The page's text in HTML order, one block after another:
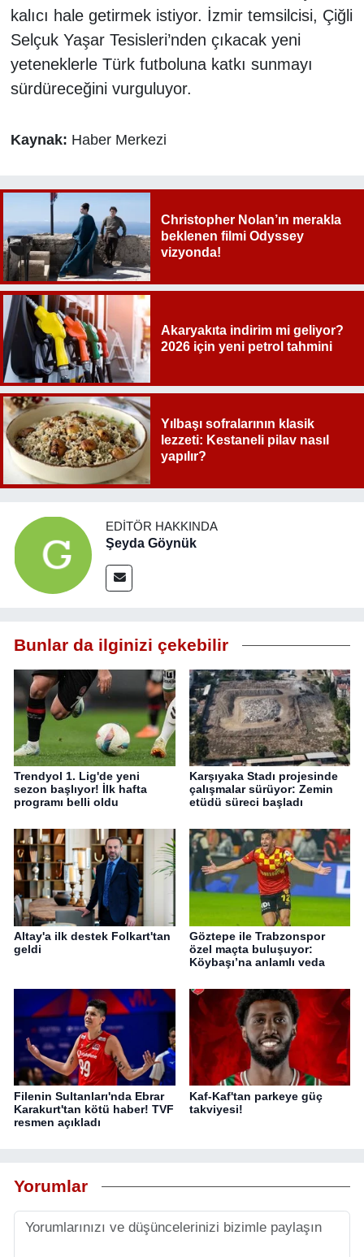
kalıcı hale getirmek istiyor. İzmir temsilcisi, Çiğli
Selçuk Yaşar Tesisleri’nden çıkacak yeni
yeteneklerle Türk futboluna katkı sunmayı
sürdüreceğini vurguluyor.
Kaynak: Haber Merkezi
Christopher Nolan’ın merakla
beklenen filmi Odyssey
vizyonda!
Akaryakıta indirim mi geliyor?
2026 için yeni petrol tahmini
Yılbaşı sofralarının klasik
lezzeti: Kestaneli pilav nasıl
yapılır?
EDITÖR HAKKINDA
Şeyda Göynük
Bunlar da ilginizi çekebilir
Trendyol 1. Lig'de yeni
sezon başlıyor! İlk hafta
programı belli oldu
Karşıyaka Stadı projesinde
çalışmalar sürüyor: Zemin
etüdü süreci başladı
Altay'a ilk destek Folkart'tan
geldi
Göztepe ile Trabzonspor
özel maçta buluşuyor:
Köybaşı’na anlamlı veda
Filenin Sultanları'nda Ebrar
Karakurt'tan kötü haber! TVF
resmen açıkladı
Kaf-Kaf'tan parkeye güç
takviyesi!
Yorumlar